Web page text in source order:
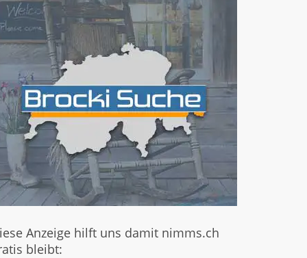
Anzeige hilft uns damit nimms.ch
bleibt: